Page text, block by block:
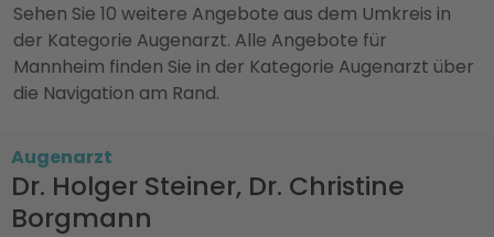
Sehen Sie 10 weitere Angebote aus dem Umkreis in
der Kategorie Augenarzt. Alle Angebote für
Mannheim finden Sie in der Kategorie Augenarzt über
die Navigation am Rand.
Augenarzt
Dr. Holger Steiner, Dr. Christine
Borgmann